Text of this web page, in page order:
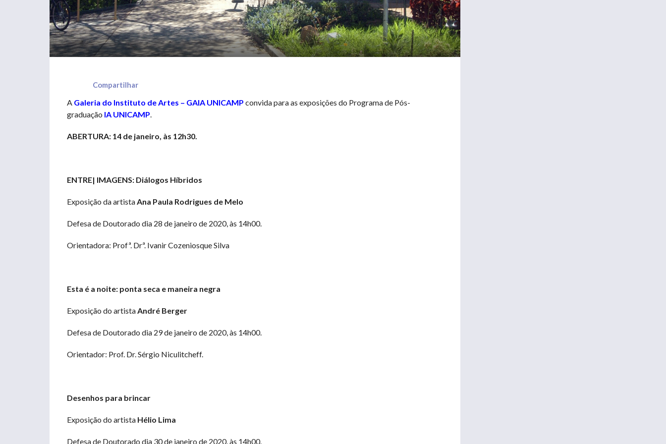
Compartilhar
A Galeria do Instituto de Artes – GAIA UNICAMP convida para as exposições do Programa de Pós-
graduação IA UNICAMP.
ABERTURA: 14 de janeiro, às 12h30.
ENTRE| IMAGENS: Diálogos Híbridos
Exposição da artistaAna Paula Rodrigues de Melo
Defesa de Doutorado dia 28 de janeiro de 2020, às 14h00.
Orientadora: Profª. Drª. Ivanir Cozeniosque Silva
Esta é a noite: ponta seca e maneira negra
Exposição do artistaAndré Berger
Defesa de Doutorado dia 29 de janeiro de 2020, às 14h00.
Orientador: Prof. Dr. Sérgio Niculitcheff.
Desenhos para brincar
Exposição do artistaHélio Lima
Defesa de Doutorado dia 30 de janeiro de 2020, às 14h00.